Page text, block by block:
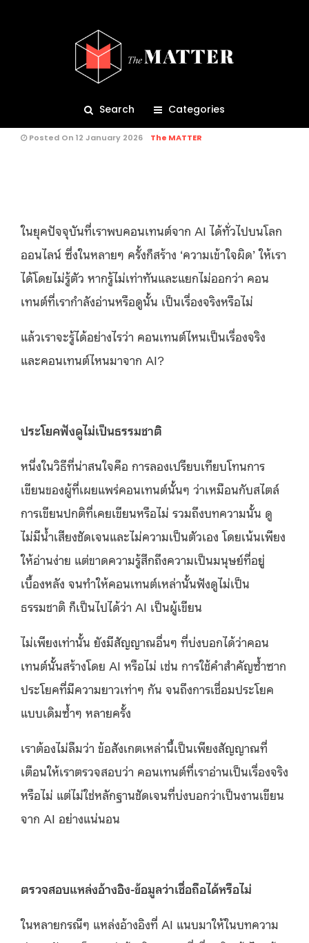
Search Categories
คุณกำลังอ่าน:
247
ชวนสำรวจ-หาวิธีแยกแยะว่า คอน
เทนต์ที่เราเห็นในโซเชียล เป็นเรื่อง
จริงหรือ AI แต่งเรื่อง?
Posted On 12 January 2026 The MATTER
ในยุคปัจจุบันที่เราพบคอนเทนต์จาก AI ได้ทั่วไปบนโลก
ออนไลน์ ซึ่งในหลายๆ ครั้งก็สร้าง ‘ความเข้าใจผิด’ ให้เรา
ได้โดยไม่รู้ตัว หากรู้ไม่เท่าทันและแยกไม่ออกว่า คอน
เทนต์ที่เรากำลังอ่านหรือดูนั้น เป็นเรื่องจริงหรือไม่
แล้วเราจะรู้ได้อย่างไรว่า คอนเทนต์ไหนเป็นเรื่องจริง
และคอนเทนต์ไหนมาจาก AI?
ประโยคฟังดูไม่เป็นธรรมชาติ
หนึ่งในวิธีที่น่าสนใจคือ การลองเปรียบเทียบโทนการ
เขียนของผู้ที่เผยแพร่คอนเทนต์นั้นๆ ว่าเหมือนกับสไตล์
การเขียนปกติที่เคยเขียนหรือไม่ รวมถึงบทความนั้น ดู
ไม่มีน้ำเสียงชัดเจนและไม่ความเป็นตัวเอง โดยเน้นเพียง
ให้อ่านง่าย แต่ขาดความรู้สึกถึงความเป็นมนุษย์ที่อยู่
เบื้องหลัง จนทำให้คอนเทนต์เหล่านั้นฟังดูไม่เป็น
ธรรมชาติ ก็เป็นไปได้ว่า AI เป็นผู้เขียน
ไม่เพียงเท่านั้น ยังมีสัญญาณอื่นๆ ที่บ่งบอกได้ว่าคอน
เทนต์นั้นสร้างโดย AI หรือไม่ เช่น การใช้คำสำคัญซ้ำซาก
ประโยคที่มีความยาวเท่าๆ กัน จนถึงการเชื่อมประโยค
แบบเดิมซ้ำๆ หลายครั้ง
เราต้องไม่ลืมว่า ข้อสังเกตเหล่านี้เป็นเพียงสัญญาณที่
เตือนให้เราตรวจสอบว่า คอนเทนต์ที่เราอ่านเป็นเรื่องจริง
หรือไม่ แต่ไม่ใช่หลักฐานชัดเจนที่บ่งบอกว่าเป็นงานเขียน
จาก AI อย่างแน่นอน
ตรวจสอบแหล่งอ้างอิง-ข้อมูลว่าเชื่อถือได้หรือไม่
ในหลายกรณีๆ แหล่งอ้างอิงที่ AI แนบมาให้ในบทความ